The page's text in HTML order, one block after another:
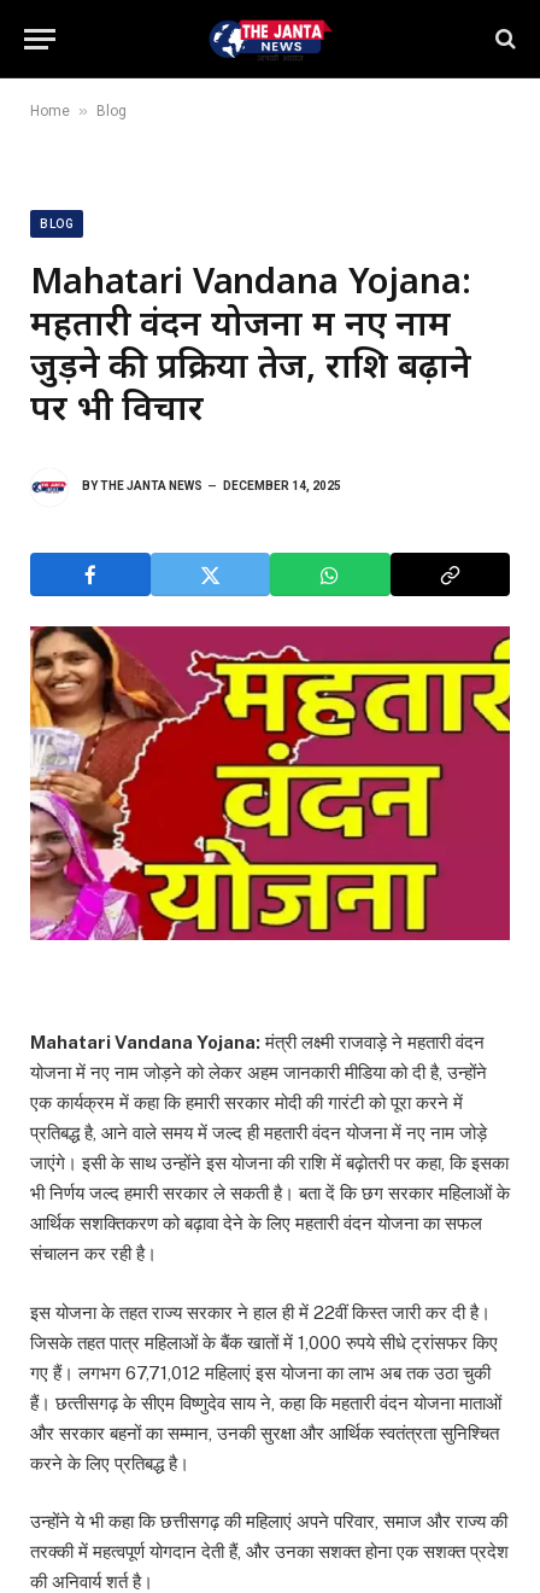
Home » Blog
BLOG
Mahatari Vandana Yojana:
महतारी वंदन योजना में नए नाम
जुड़ने की प्रक्रिया तेज, राशि बढ़ाने
पर भी विचार
BYTHE JANTA NEWS DECEMBER 14, 2025
Mahatari Vandana Yojana:मंत्री लक्ष्मी राजवाड़े ने महतारी वंदन
योजना में नए नाम जोड़ने को लेकर अहम जानकारी मीडिया को दी है, उन्होंने
एक कार्यक्रम में कहा कि हमारी सरकार मोदी की गारंटी को पूरा करने में
प्रतिबद्ध है, आने वाले समय में जल्द ही महतारी वंदन योजना में नए नाम जोड़े
जाएंगे। इसी के साथ उन्होंने इस योजना की राशि में बढ़ोतरी पर कहा, कि इसका
भी निर्णय जल्द हमारी सरकार ले सकती है। बता दें कि छग सरकार महिलाओं के
आर्थिक सशक्तिकरण को बढ़ावा देने के लिए महतारी वंदन योजना का सफल
संचालन कर रही है।
इस योजना के तहत राज्य सरकार ने हाल ही में 22वीं किस्त जारी कर दी है।
जिसके तहत पात्र महिलाओं के बैंक खातों में 1,000 रुपये सीधे ट्रांसफर किए
गए हैं। लगभग 67,71,012 महिलाएं इस योजना का लाभ अब तक उठा चुकी
हैं। छत्‍तीसगढ़ के सीएम विष्णुदेव साय ने, कहा कि महतारी वंदन योजना माताओं
और सरकार बहनों का सम्मान, उनकी सुरक्षा और आर्थिक स्वतंत्रता सुनिश्चित
करने के लिए प्रतिबद्ध है।
उन्होंने ये भी कहा कि छत्तीसगढ़ की महिलाएं अपने परिवार, समाज और राज्य की
तरक्की में महत्वपूर्ण योगदान देती हैं, और उनका सशक्त होना एक सशक्त प्रदेश
की अनिवार्य शर्त है।